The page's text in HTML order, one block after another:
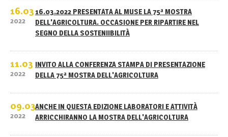
16.03
2022
16.03.2022 PRESENTATA AL MUSE LA 75ª MOSTRA
DELL'AGRICOLTURA. OCCASIONE PER RIPARTIRE NEL
SEGNO DELLA SOSTENIIBILITÀ
11.03
2022
INVITO ALLA CONFERENZA STAMPA DI PRESENTAZIONE
DELLA 75ª MOSTRA DELL'AGRICOLTURA
09.03
2022
ANCHE IN QUESTA EDIZIONE LABORATORI E ATTIVITÀ
ARRICCHIRANNO LA MOSTRA DELL'AGRICOLTURA